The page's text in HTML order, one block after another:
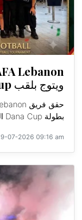
ويتوج بلقب Dana Cup العالمية
بطولة Dana Cup العالمية في الدنمارك لفئة...
07-2026 09:16 am